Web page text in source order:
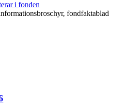
i fonden
fondfaktablad